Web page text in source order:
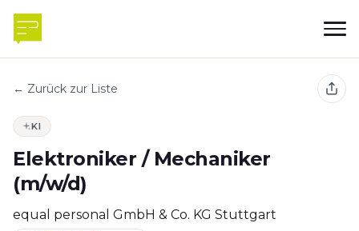
← Zurück zur Liste
KI
Elektroniker / Mechaniker
(m/w/d)
equal personal GmbH & Co. KG Stuttgart